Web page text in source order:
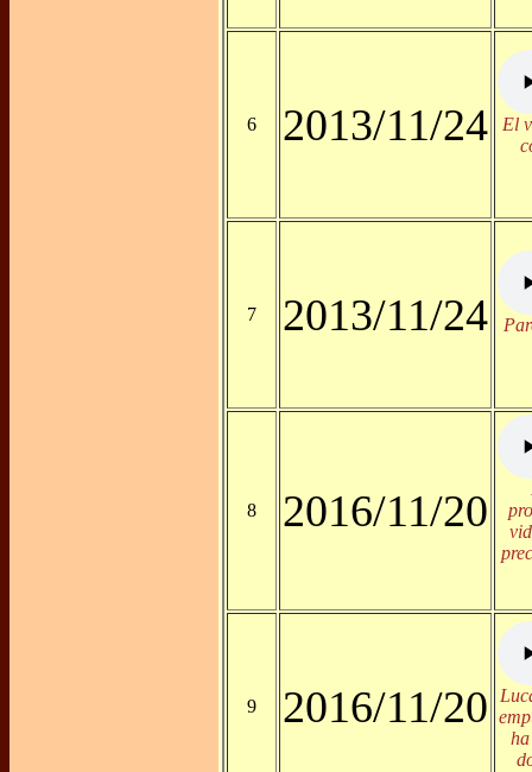
6 2013/11/24
El
7 2013/11/24
8 2016/11/20
9 2016/11/20